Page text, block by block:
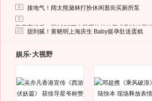
8 接地气！阔太熊黛林打扮休闲逛街买厕所泵
9
马蓉离婚后，砸1000万人民币给媒体要求删掉这照片
10 甜到腻！黄晓明上海庆生 Baby挺孕肚送蛋糕
娱乐·大视野